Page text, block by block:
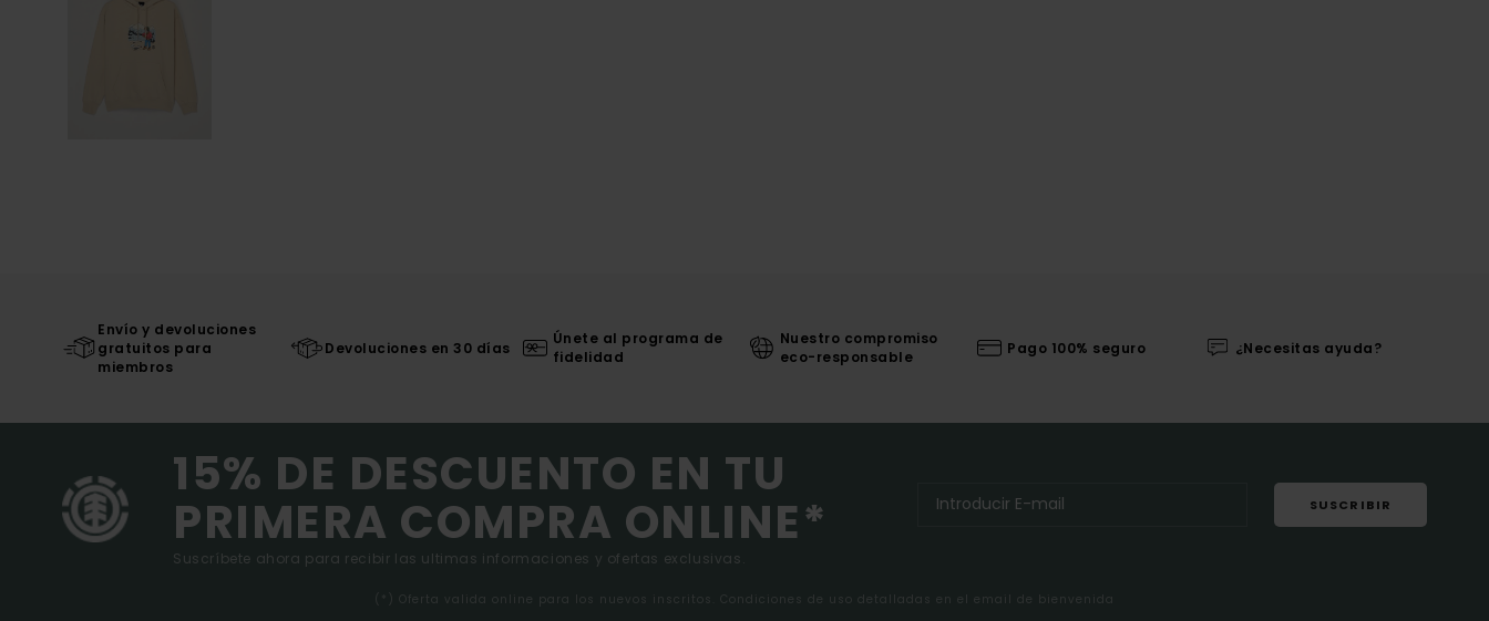
Envío y devoluciones
gratuitos para
miembros
Devoluciones en 30 días
Únete al programa de
fidelidad
Nuestro compromiso
eco-responsable
Pago 100% seguro ¿Necesitas ayuda?
15% DE DESCUENTO EN TU
PRIMERA COMPRA ONLINE*
Suscríbete ahora para recibir las ultimas informaciones y ofertas exclusivas.
SUSCRIBIR
(*) Oferta valida online para los nuevos inscritos. Condiciones de uso detalladas en el email de bienvenida